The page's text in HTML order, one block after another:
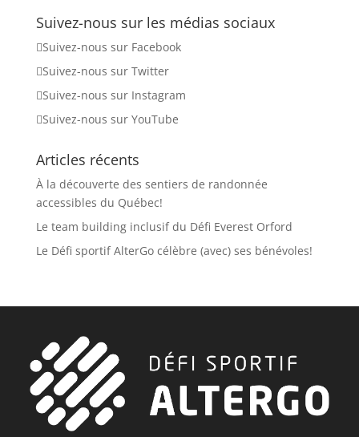
Suivez-nous sur les médias sociaux
Suivez-nous sur Facebook
Suivez-nous sur Twitter
Suivez-nous sur Instagram
Suivez-nous sur YouTube
Articles récents
À la découverte des sentiers de randonnée
accessibles du Québec!
Le team building inclusif du Défi Everest Orford
Le Défi sportif AlterGo célèbre (avec) ses bénévoles!